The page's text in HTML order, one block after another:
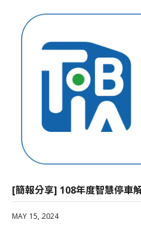
[簡報分享] 108年度智慧停車
MAY 15, 2024